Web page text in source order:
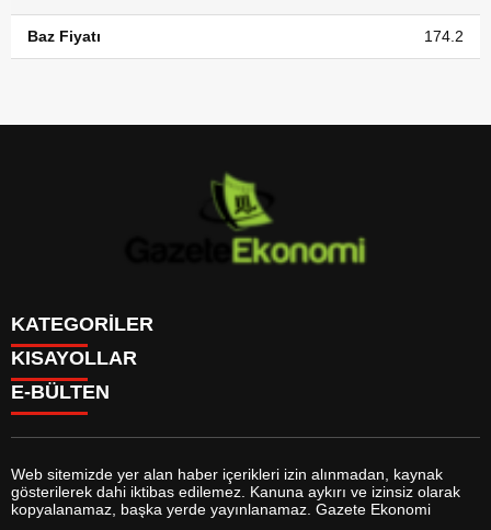
Baz Fiyatı 174.2
KATEGORİLER
GÜNDEM
DÜNYA
SİYASET
MAGAZİN
SAĞLIK
EĞİTİM
YAŞAM
KISAYOLLAR
BURÇLAR
FİKSTÜR
FİRMA EKLE
FİRMA REHBERİ
E-BÜLTEN
gazeteekonomi.com e-bültenine abone olarak, tarafınıza haber,
Web sitemizde yer alan haber içerikleri izin alınmadan, kaynak
gösterilerek dahi iktibas edilemez. Kanuna aykırı ve izinsiz olarak
kopyalanamaz, başka yerde yayınlanamaz. Gazete Ekonomi